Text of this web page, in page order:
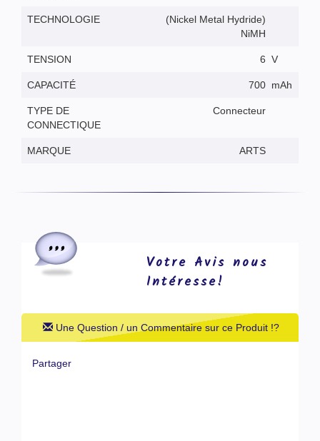
TECHNOLOGIE
(Nickel Metal Hydride)
NiMH
TENSION 6 V
CAPACITÉ 700 mAh
TYPE DE
CONNECTIQUE
Connecteur
MARQUE ARTS
Votre Avis nous
Intéresse!
Une Question / un Commentaire sur ce Produit !?
Partager